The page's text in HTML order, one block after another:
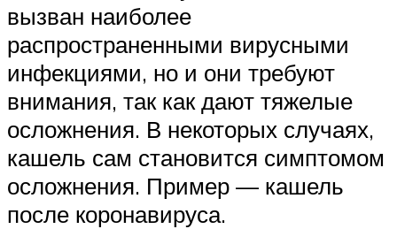
вызван наиболее
распространенными вирусными
инфекциями, но и они требуют
внимания, так как дают тяжелые
осложнения. В некоторых случаях,
кашель сам становится симптомом
осложнения. Пример — кашель
после коронавируса.